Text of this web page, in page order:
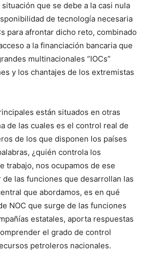
que se debe a la casi nula
de tecnología necesaria
para afrontar dicho reto, combinado
a la financiación bancaria que
multinacionales “IOCs”
y los chantajes de los extremistas
están situados en otras
de las cuales es el control real de
de los que disponen los países
¿quién controla los
trabajo, nos ocupamos de ese
las funciones que desarrollan las
que abordamos, es en qué
NOC que surge de las funciones
estatales, aporta respuestas
el grado de control
petroleros nacionales.